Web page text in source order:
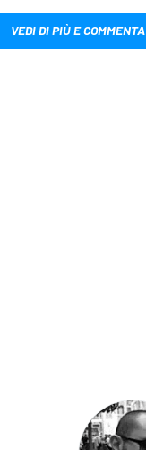
VEDI DI PIÙ E COMMENTA